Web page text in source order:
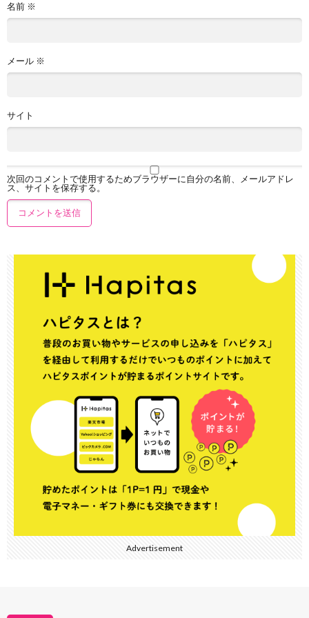
名前 ※
メール ※
サイト
次回のコメントで使用するためブラウザーに自分の名前、メールアドレ
ス、サイトを保存する。
Advertisement